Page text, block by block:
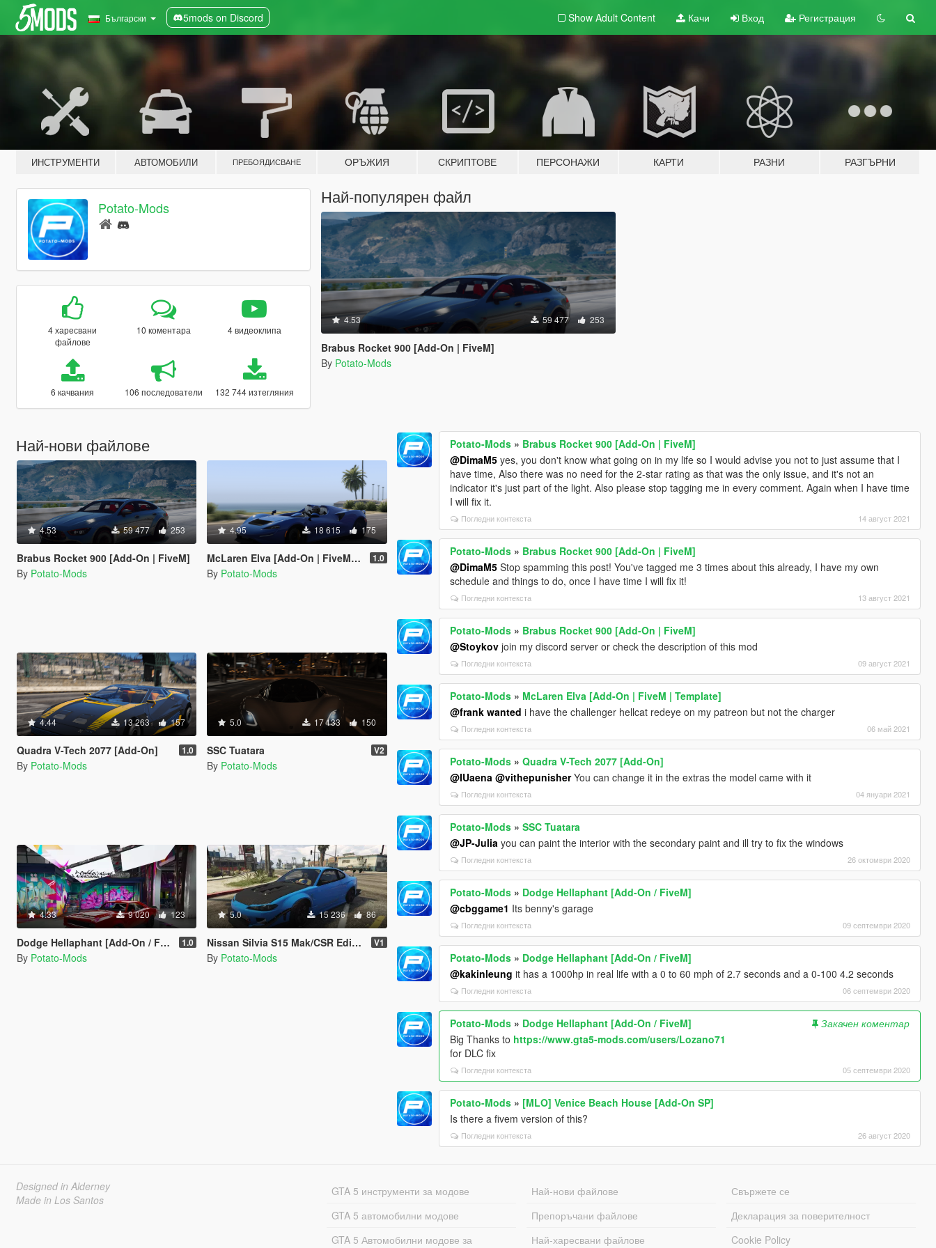
Български 5mods on Discord Show Adult Content Качи Вход Регистрация
ИНСТРУМЕНТИ АВТОМОБИЛИ ПРЕБОЯДИСВАНЕ ОРЪЖИЯ СКРИПТОВЕ ПЕРСОНАЖИ КАРТИ РАЗНИ РАЗГЪРНИ
Potato-Mods
4 харесвани
файлове
10 коментара 4 видеоклипа
6 качвания 106 последователи 132 744 изтегляния
Най-популярен файл
4.53 59 477 253
Brabus Rocket 900 [Add-On | FiveM]
By Potato-Mods
Най-нови файлове
4.53 59 477 253
Brabus Rocket 900 [Add-On | FiveM]
By Potato-Mods
4.95 18 615 175
McLaren Elva [Add-On | FiveM | Template] 1.0
By Potato-Mods
4.44 13 263 157
Quadra V-Tech 2077 [Add-On] 1.0
By Potato-Mods
5.0 17 133 150
SSC Tuatara V2
By Potato-Mods
4.33 9 020 123
Dodge Hellaphant [Add-On / FiveM] 1.0
By Potato-Mods
5.0 15 236 86
Nissan Silvia S15 Mak/CSR Edition [Add-On] [FiveM] V1
By Potato-Mods
Potato-Mods » Brabus Rocket 900 [Add-On | FiveM]
@DimaM5 yes, you don't know what going on in my life so I would advise you not to just assume that I
have time, Also there was no need for the 2-star rating as that was the only issue, and it's not an
indicator it's just part of the light. Also please stop tagging me in every comment. Again when I have time
I will fix it.
Погледни контекста 14 август 2021
Potato-Mods » Brabus Rocket 900 [Add-On | FiveM]
@DimaM5 Stop spamming this post! You've tagged me 3 times about this already, I have my own
schedule and things to do, once I have time I will fix it!
Погледни контекста 13 август 2021
Potato-Mods » Brabus Rocket 900 [Add-On | FiveM]
@Stoykov join my discord server or check the description of this mod
Погледни контекста 09 август 2021
Potato-Mods » McLaren Elva [Add-On | FiveM | Template]
@frank wanted i have the challenger hellcat redeye on my patreon but not the charger
Погледни контекста 06 май 2021
Potato-Mods »Quadra V-Tech 2077 [Add-On]
@IUaena @vithepunisherYou can change it in the extras the model came with it
Погледни контекста 04 януари 2021
Potato-Mods »SSC Tuatara
@JP-Julia you can paint the interior with the secondary paint and ill try to fix the windows
Погледни контекста 26 октомври 2020
Potato-Mods » Dodge Hellaphant [Add-On / FiveM]
@cbggame1 Its benny's garage
Погледни контекста 09 септември 2020
Potato-Mods » Dodge Hellaphant [Add-On / FiveM]
@kakinleung it has a 1000hp in real life with a 0 to 60 mph of 2.7 seconds and a 0-100 4.2 seconds
Погледни контекста 06 септември 2020
Potato-Mods » Dodge Hellaphant [Add-On / FiveM]
Закачен коментар
Big Thanks to https://www.gta5-mods.com/users/Lozano71
for DLC fix
Погледни контекста 05 септември 2020
Potato-Mods » [MLO] Venice Beach House [Add-On SP]
Is there a fivem version of this?
Погледни контекста 26 август 2020
Designed in Alderney
Made in Los Santos
GTA 5 инструменти за модове
GTA 5 автомобилни модове
GTA 5 Автомобилни модове за
Най-нови файлове
Препоръчани файлове
Най-харесвани файлове
Свържете се
Декларация за поверителност
Cookie Policy